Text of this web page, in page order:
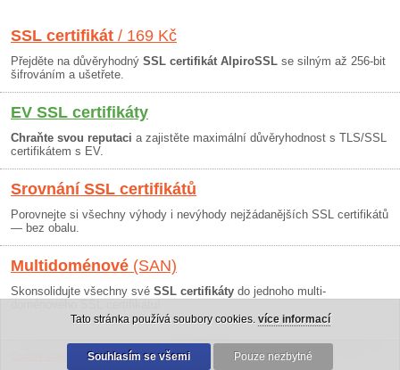
SSL certifikát / 169 Kč
Přejděte na důvěryhodný SSL certifikát AlpiroSSL se silným až 256-bit
šifrováním a ušetřete.
EV SSL certifikáty
Chraňte svou reputaci a zajistěte maximální důvěryhodnost s TLS/SSL
certifikátem s EV.
Srovnání SSL certifikátů
Porovnejte si všechny výhody i nevýhody nejžádanějších SSL certifikátů
— bez obalu.
Multidoménové (SAN)
Skonsolidujte všechny své SSL certifikáty do jednoho multi-
Obchodní podmínky|30 dní záruka
Tato stránka používá soubory cookies. více informací
Souhlasím se všemi Pouze nezbytné